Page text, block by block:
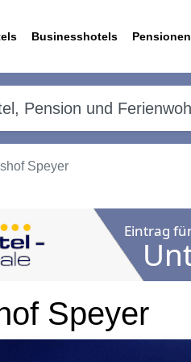
Businesshotels Pensionen
Speyer
Speyer